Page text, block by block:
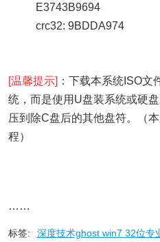
E3743B9694
crc32: 9BDDA974
[温馨提示] ：下载本系统ISO文
统，而是使用U盘装系统或硬
压到除C盘后的其他盘符。（
程）
……
标签: 深度技术ghost win7 32位专